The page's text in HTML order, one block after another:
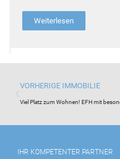
Weiterlesen
VORHERIGE IMMOBILIE
IHR KOMPETENTER PARTNER